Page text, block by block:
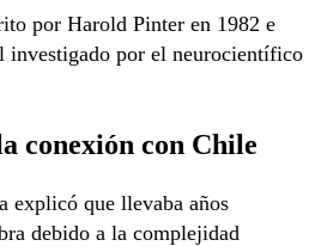
por Harold Pinter en 1982 e
investigado por el neurocientífico
conexión con Chile
explicó que llevaba años
debido a la complejidad